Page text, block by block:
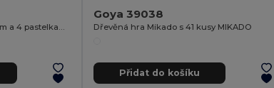
Goya 39038
Dřevěná hra Mikado s 41 kusy MIKADO
Přidat do košíku